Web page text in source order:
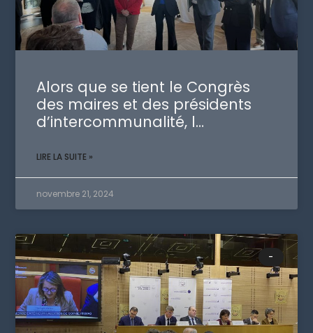
Alors que se tient le Congrès
des maires et des présidents
d’intercommunalité, l…
LIRE LA SUITE »
novembre 21, 2024
-